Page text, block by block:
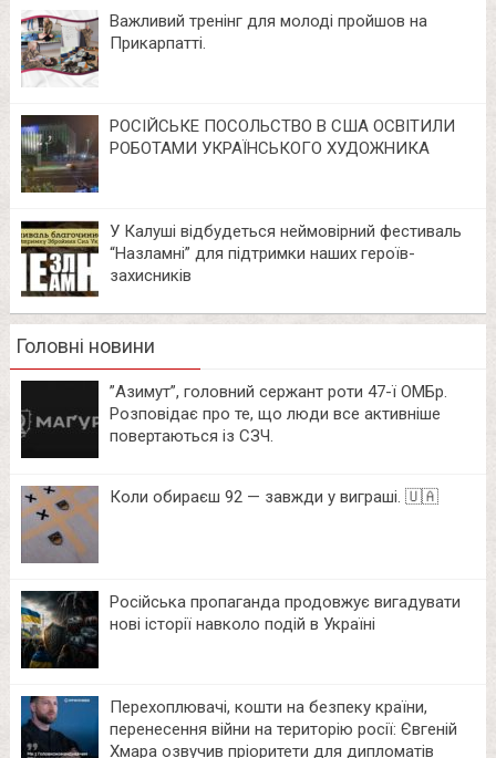
Важливий тренінг для молоді пройшов на
Прикарпатті.
РОСІЙСЬКЕ ПОСОЛЬСТВО В США ОСВІТИЛИ
РОБОТАМИ УКРАЇНСЬКОГО ХУДОЖНИКА
У Калуші відбудеться неймовірний фестиваль
“Назламні” для підтримки наших героїв-
захисників
Головні новини
⁨”Азимут”, головний сержант роти 47-ї ОМБр.
Розповідає про те, що люди все активніше
повертаються із СЗЧ.
Коли обираєш 92 — завжди у виграші. 🇺🇦
Російська пропаганда продовжує вигадувати
нові історії навколо подій в Україні
Перехоплювачі, кошти на безпеку країни,
перенесення війни на територію росії: Євгеній
Хмара озвучив пріоритети для дипломатів